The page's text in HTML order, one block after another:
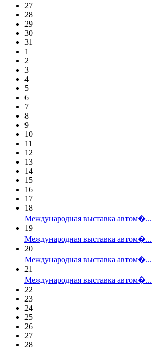
27
28
29
30
31
1
2
3
4
5
6
7
8
9
10
11
12
13
14
15
16
17
18
Международная выставка автом�...
19
Международная выставка автом�...
20
Международная выставка автом�...
21
Международная выставка автом�...
22
23
24
25
26
27
28